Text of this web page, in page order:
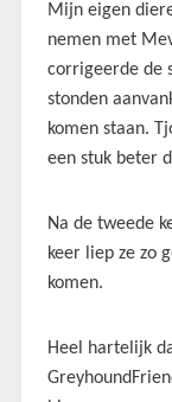
Mijn eigen
nemen met
corrigeerde de
stonden
komen staan.
een stuk beter
Na de tweede
keer liep ze zo
komen.
Heel hartelijk